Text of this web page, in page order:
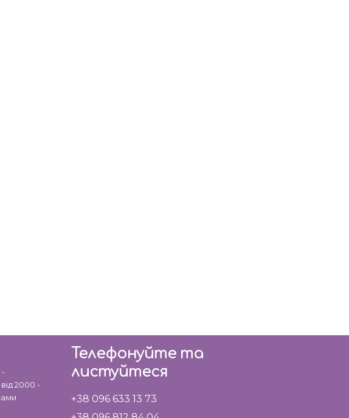
-
2000 -
Телефонуйте та
листуйтеся
+38 096 633 13 73